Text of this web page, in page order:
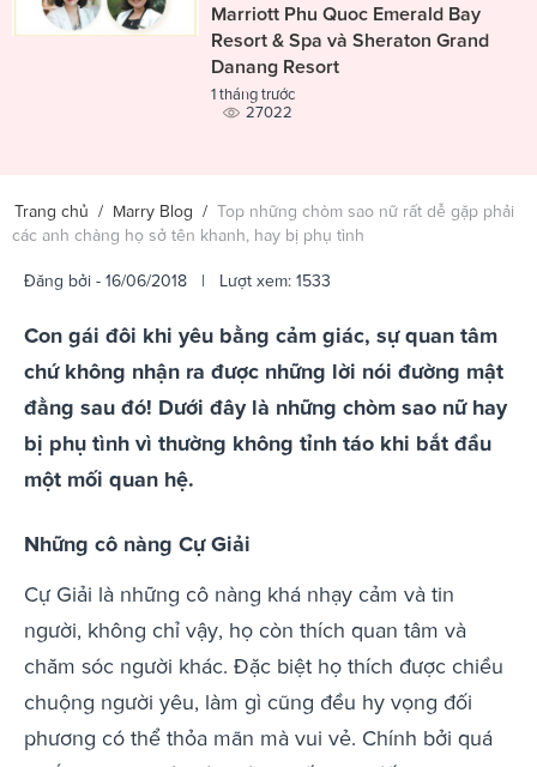
Marriott Phu Quoc Emerald Bay
Resort & Spa và Sheraton Grand
Danang Resort
1 tháng trước
27022
Trang chủ / Marry Blog / Top những chòm sao nữ rất dễ gặp phải
các anh chàng họ sở tên khanh, hay bị phụ tình
Đăng bởi - 16/06/2018 | Lượt xem: 1533
Con gái đôi khi yêu bằng cảm giác, sự quan tâm
chứ không nhận ra được những lời nói đường mật
đằng sau đó! Dưới đây là những chòm sao nữ hay
bị phụ tình vì thường không tỉnh táo khi bắt đầu
một mối quan hệ.
Những cô nàng Cự Giải
Cự Giải là những cô nàng khá nhạy cảm và tin
người, không chỉ vậy, họ còn thích quan tâm và
chăm sóc người khác. Đặc biệt họ thích được chiều
chuộng người yêu, làm gì cũng đều hy vọng đối
phương có thể thỏa mãn mà vui vẻ. Chính bởi quá